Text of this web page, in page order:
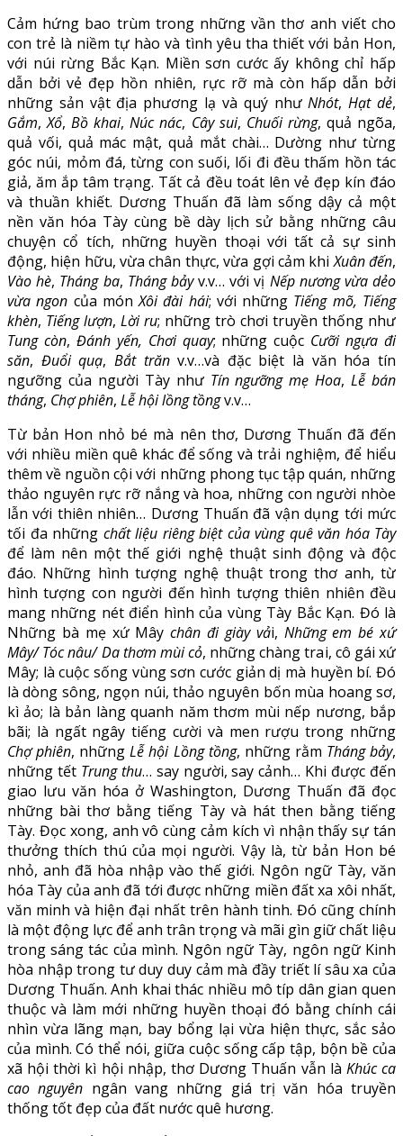
Cảm hứng bao trùm trong những vần thơ anh viết cho
con trẻ là niềm tự hào và tình yêu tha thiết với bản Hon,
với núi rừng Bắc Kạn. Miền sơn cước ấy không chỉ hấp
dẫn bởi vẻ đẹp hồn nhiên, rực rỡ mà còn hấp dẫn bởi
những sản vật địa phương lạ và quý nhưNhót,Hạt dẻ,
Gắm,Xổ,Bồ khai,Núc nác, Cây sui, Chuối rừng, quả ngõa,
quả vối, quả mác mật, quả mắt chài… Dường như từng
góc núi, mỏm đá, từng con suối, lối đi đều thấm hồn tác
giả, ăm ắp tâm trạng. Tất cả đều toát lên vẻ đẹp kín đáo
và thuần khiết. Dương Thuấn đã làm sống dậy cả một
nền văn hóa Tày cùng bề dày lịch sử bằng những câu
chuyện cổ tích, những huyền thoại với tất cả sự sinh
động, hiện hữu, vừa chân thực, vừa gợi cảm khiXuân đến,
Vào hè, Tháng ba, Tháng bảyv.v… với vị Nếp nương vừa dẻo
vừa ngon của mónXôi đài hái; với những Tiếng mõ, Tiếng
khèn, Tiếng lượn, Lời ru; những trò chơi truyền thống như
Tung còn, Đánh yến, Chơi quay; những cuộc Cưỡi ngựa đi
săn, Đuổi quạ, Bắt trănv.v…và đặc biệt là văn hóa tín
ngưỡng của người Tày như Tín ngưỡng mẹ Hoa,Lễ bán
tháng, Chợ phiên, Lễ hội lồng tồngv.v…
Từ bản Hon nhỏ bé mà nên thơ, Dương Thuấn đã đến
với nhiều miền quê khác để sống và trải nghiệm, để hiểu
thêm về nguồn cội với những phong tục tập quán, những
thảo nguyên rực rỡ nắng và hoa, những con người nhòe
lẫn với thiên nhiên… Dương Thuấn đã vận dụng tới mức
tối đa những chất liệu riêng biệt của vùng quê văn hóa Tày
để làm nên một thế giới nghệ thuật sinh động và độc
đáo. Những hình tượng nghệ thuật trong thơ anh, từ
hình tượng con người đến hình tượng thiên nhiên đều
mang những nét điển hình của vùng Tày Bắc Kạn. Đó là
Những bà mẹ xứ Mâychân đi giày vải, Những em bé xứ
Mây/ Tóc nâu/ Da thơm mùi cỏ, những chàng trai, cô gái xứ
Mây; là cuộc sống vùng sơn cước giản dị mà huyền bí. Đó
là dòng sông, ngọn núi, thảo nguyên bốn mùa hoang sơ,
kì ảo; là bản làng quanh năm thơm mùi nếp nương, bắp
bãi; là ngất ngây tiếng cười và men rượu trong những
Chợ phiên, nhữngLễ hội Lồng tồng, những rằm Tháng bảy,
những tết Trung thu… say người, say cảnh… Khi được đến
giao lưu văn hóa ở Washington, Dương Thuấn đã đọc
những bài thơ bằng tiếng Tày và hát then bằng tiếng
Tày. Đọc xong, anh vô cùng cảm kích vì nhận thấy sự tán
thưởng thích thú của mọi người. Vậy là, từ bản Hon bé
nhỏ, anh đã hòa nhập vào thế giới. Ngôn ngữ Tày, văn
hóa Tày của anh đã tới được những miền đất xa xôi nhất,
văn minh và hiện đại nhất trên hành tinh. Đó cũng chính
là một động lực để anh trân trọng và mãi gìn giữ chất liệu
trong sáng tác của mình. Ngôn ngữ Tày, ngôn ngữ Kinh
hòa nhập trong tư duy duy cảm mà đầy triết lí sâu xa của
Dương Thuấn. Anh khai thác nhiều mô típ dân gian quen
thuộc và làm mới những huyền thoại đó bằng chính cái
nhìn vừa lãng mạn, bay bổng lại vừa hiện thực, sắc sảo
của mình. Có thể nói, giữa cuộc sống cấp tập, bộn bề của
xã hội thời kì hội nhập, thơ Dương Thuấn vẫn là Khúc ca
cao nguyên ngân vang những giá trị văn hóa truyền
thống tốt đẹp của đất nước quê hương.